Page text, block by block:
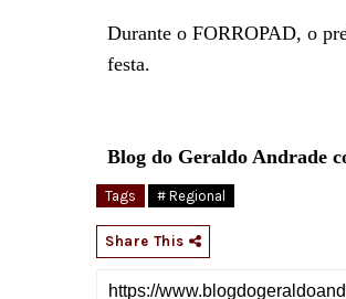
Durante o FORROPAD, o
festa.
Blog do Geraldo Andrade
Tags # Regional
Share This